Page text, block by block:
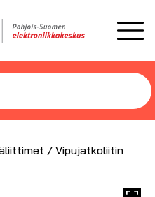
/ Vipujatkoliitin